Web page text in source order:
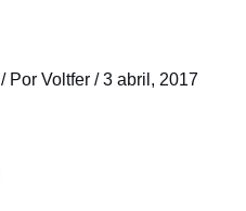
/ Por Voltfer /3 abril, 2017